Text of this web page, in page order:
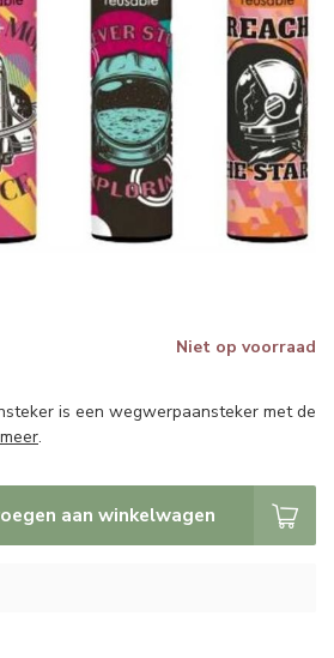
Niet op voorraad
is een wegwerpaansteker met de
.
aan winkelwagen